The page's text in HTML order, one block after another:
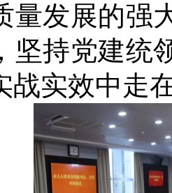
量发展的强
坚持党建统
战实效中走